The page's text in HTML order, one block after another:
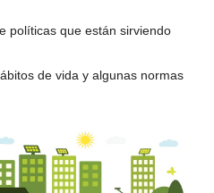
políticas que están sirviendo
de vida y algunas normas